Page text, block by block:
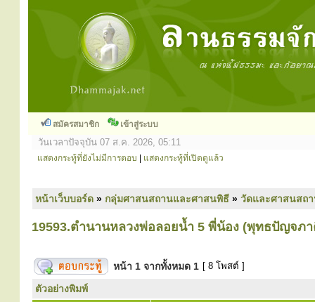
สมัครสมาชิก เข้าสู่ระบบ
วันเวลาปัจจุบัน 07 ส.ค. 2026, 05:11
แสดงกระทู้ที่ยังไม่มีการตอบ แสดงกระทู้ที่เปิดดูแล้ว
หน้าเว็บบอร์ด » กลุ่มศาสนสถานและศาสนพิธี » วัดและศาสนสถ
19593.ตำนานหลวงพ่อลอยน้ำ 5 พี่น้อง (พุทธปัญจภ
หน้า 1 จากทั้งหมด 1 [ 8 โพสต์ ]
ตัวอย่างพิมพ์